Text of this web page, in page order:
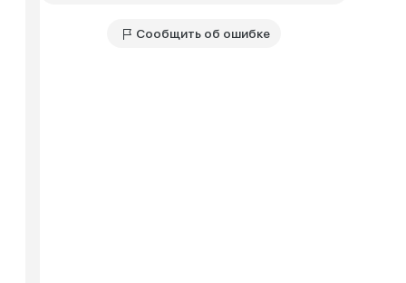
Сообщить об ошибке